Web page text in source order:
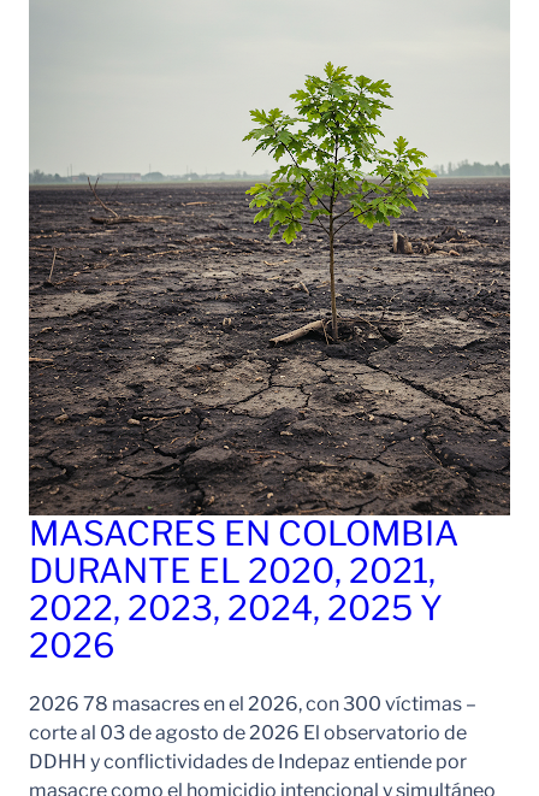
MASACRES EN COLOMBIA
DURANTE EL 2020, 2021,
2022, 2023, 2024, 2025 Y
2026
2026 78 masacres en el 2026, con 300 víctimas –
corte al 03 de agosto de 2026 El observatorio de
DDHH y conflictividades de Indepaz entiende por
masacre como el homicidio intencional y simultáneo